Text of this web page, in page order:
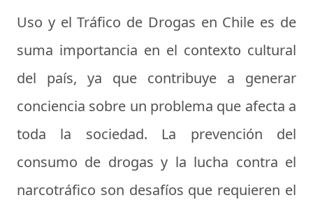
Uso y el Tráfico de Drogas en Chile es de
suma importancia en el contexto cultural
del país, ya que contribuye a generar
conciencia sobre un problema que afecta a
toda la sociedad. La prevención del
consumo de drogas y la lucha contra el
narcotráfico son desafíos que requieren el